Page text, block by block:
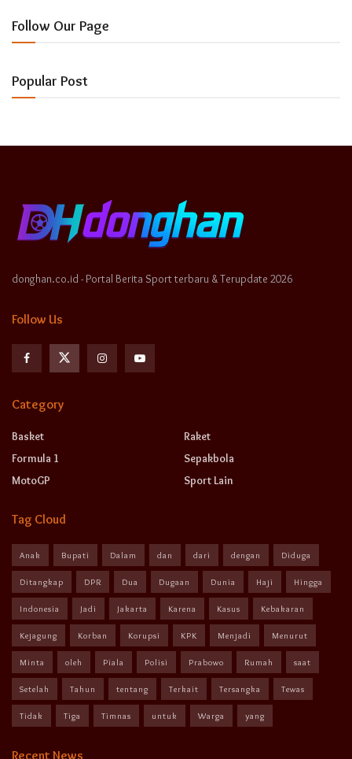
Follow Our Page
Popular Post
donghan.co.id - Portal Berita Sport terbaru & Terupdate 2026
Follow Us
Category
Basket
Formula 1
MotoGP
Raket
Sepakbola
Sport Lain
Tag Cloud
Anak Bupati Dalam dan dari dengan Diduga
Ditangkap DPR Dua Dugaan Dunia Haji Hingga
Indonesia Jadi Jakarta Karena Kasus Kebakaran
Kejagung Korban Korupsi KPK Menjadi Menurut
Minta oleh Piala Polisi Prabowo Rumah saat
Setelah Tahun tentang Terkait Tersangka Tewas
Tidak Tiga Timnas untuk Warga yang
Recent News